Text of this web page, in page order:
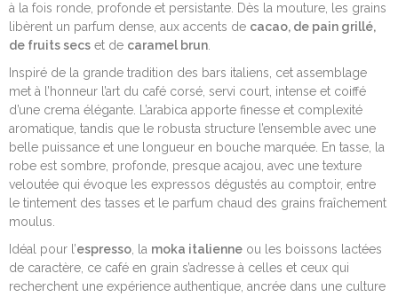
à la fois ronde, profonde et persistante. Dès la mouture, les grains
libèrent un parfum dense, aux accents de cacao, de pain grillé,
de fruits secs et de caramel brun
Inspiré de la grande tradition des bars italiens, cet assemblage
met à l’honneur l’art du café corsé, servi court, intense et coiffé
d’une crema élégante. L’arabica apporte finesse et complexité
aromatique, tandis que le robusta structure l’ensemble avec une
belle puissance et une longueur en bouche marquée. En tasse, la
robe est sombre, profonde, presque acajou, avec une texture
veloutée qui évoque les expressos dégustés au comptoir, entre
le tintement des tasses et le parfum chaud des grains fraîchement
moulus.
Idéal pour l’espresso , la moka italienne ou les boissons lactées
de caractère, ce café en grain s’adresse à celles et ceux qui
recherchent une expérience authentique, ancrée dans une culture